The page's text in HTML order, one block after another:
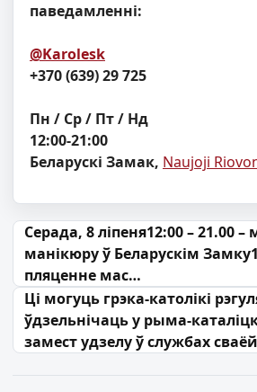
паведамленні:
@Karolesk
+370 (639) 29 725
Пн / Ср / Пт / Нд
12:00-21:00
Беларускі Замак, Naujoji
Навігацыя па запісах
Серада, 8 ліпеня12:00 – 21.00 –
манікюру ў Беларускім
пляценне мас…
Ці могуць грэка-католікі
ўдзельнічаць у рыма-
замест удзелу ў службах